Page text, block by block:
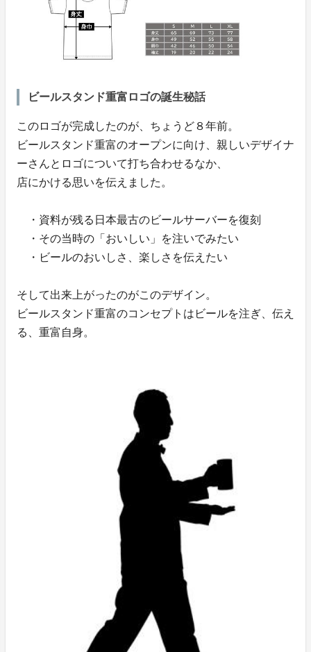
ビールスタンド重富ロゴの誕生秘話
このロゴが完成したのが、ちょうど８年前。
ビールスタンド重富のオープンに向け、親しいデザイナ
ーさんとロゴについて打ち合わせるなか、
店にかける思いを伝えました。
・資料が残る日本最古のビールサーバーを復刻
・その当時の「おいしい」を注いでみたい
・ビールのおいしさ、楽しさを伝えたい
そして出来上がったのがこのデザイン。
ビールスタンド重富のコンセプトはビールを注ぎ、伝え
る、重富自身。